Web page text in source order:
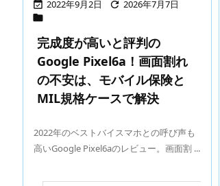
 2022年9月2日  2026年7月7日

完成度が高いと評判の
Google Pixel6a！画面割れ
の不安は、モバイル保険と
MIL規格ケースで解決
2022年のベストバイスマホとの呼び声も
高いGoogle Pixel6aのレビュー。画面割 ...